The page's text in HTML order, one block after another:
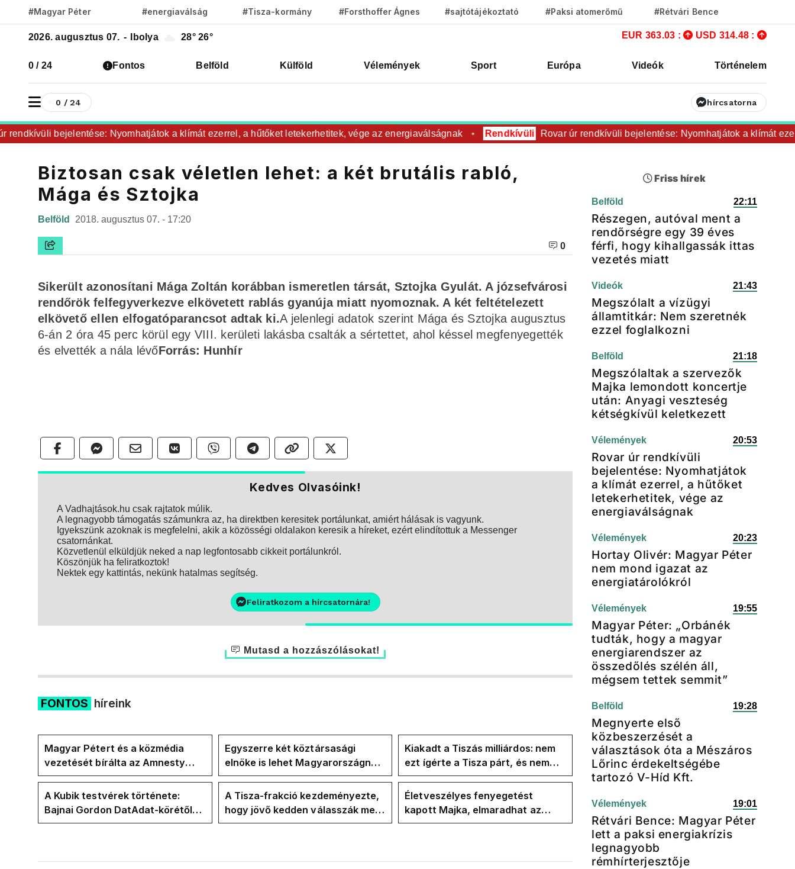
#Magyar Péter #energiaválság #Tisza-kormány #Forsthoffer Ágnes #sajtótájékoztató #Paksi atomerőmű #Rétvári Bence
2026. augusztus 07. - Ibolya 28° 26° EUR 363.03 : USD 314.48 :
0 / 24 Fontos Belföld Külföld Vélemények Sport Európa Videók Történelem
0 / 24 hírcsatorna
bejelentése: Nyomhatjátok a klímát ezerrel, a hűtőket letekerhetitek, vége az energiaválságnak Rendkívüli Rovar úr rendkívüli bejelentése: Nyomhatjátok a klímát
Biztosan csak véletlen lehet: a két brutális rabló,
Mága és Sztojka
Belföld 2018. augusztus 07. - 17:20
0
Sikerült azonosítani Mága Zoltán korábban ismeretlen társát, Sztojka Gyulát. A józsefvárosi
rendőrök felfegyverkezve elkövetett rablás gyanúja miatt nyomoznak. A két feltételezett
elkövető ellen elfogatóparancsot adtak ki.A jelenlegi adatok szerint Mága és Sztojka augusztus
6-án 2 óra 45 perc körül egy VIII. kerületi lakásba csalták a sértettet, ahol késsel megfenyegették
és elvették a nála lévőForrás: Hunhír
Kedves Olvasóink!
A Vadhajtások.hu csak rajtatok múlik.
A legnagyobb támogatás számunkra az, ha direktben keresitek portálunkat, amiért hálásak is vagyunk.
Igyekszünk azoknak is megfelelni, akik a közösségi oldalakon keresik a híreket, ezért elindítottuk a Messenger
csatornánkat.
Közvetlenül elküldjük neked a nap legfontosabb cikkeit portálunkról.
Köszönjük ha feliratkoztok!
Nektek egy kattintás, nekünk hatalmas segítség.
Feliratkozom a hírcsatornára!
Mutasd a hozzászólásokat!
FONTOS híreink
Magyar Pétert és a közmédia
vezetését bírálta az Amnesty
International a Klubrádióban
Egyszerre két köztársasági
elnöke is lehet Magyarországnak
jövő hétre
Kiakadt a Tiszás milliárdos: nem
ezt ígérte a Tisza párt, és nem
ezt ígérte Magyar Péter a
kampányban
A Kubik testvérek története:
Bajnai Gordon DatAdat-körétől
az ECDA-n át Magyar Péter
A Tisza-frakció kezdeményezte,
hogy jövő kedden válasszák meg
az új köztársasági elnököt
Életveszélyes fenyegetést
kapott Majka, elmaradhat az
erdélyi koncertje
Friss hírek
Belföld 22:11
Részegen, autóval ment a
rendőrségre egy 39 éves
férfi, hogy kihallgassák ittas
vezetés miatt
Videók 21:43
Megszólalt a vízügyi
államtitkár: Nem szeretnék
ezzel foglalkozni
Belföld 21:18
Megszólaltak a szervezők
Majka lemondott koncertje
után: Anyagi veszteség
kétségkívül keletkezett
Vélemények 20:53
Rovar úr rendkívüli
bejelentése: Nyomhatjátok
a klímát ezerrel, a hűtőket
letekerhetitek, vége az
energiaválságnak
Vélemények 20:23
Hortay Olivér: Magyar Péter
nem mond igazat az
energiatárolókról
Vélemények 19:55
Magyar Péter: „Orbánék
tudták, hogy a magyar
energiarendszer az
összedőlés szélén áll,
mégsem tettek semmit”
Belföld 19:28
Megnyerte első
közbeszerzését a
választások óta a Mészáros
Lőrinc érdekeltségébe
tartozó V-Híd Kft.
Vélemények 19:01
Rétvári Bence: Magyar Péter
lett a paksi energiakrízis
legnagyobb
rémhírterjesztője